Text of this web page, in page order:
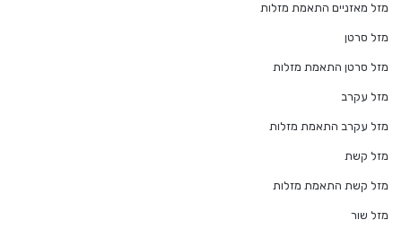
מזל מאזניים התאמת מזלות
מזל סרטן
מזל סרטן התאמת מזלות
מזל עקרב
מזל עקרב התאמת מזלות
מזל קשת
מזל קשת התאמת מזלות
מזל שור